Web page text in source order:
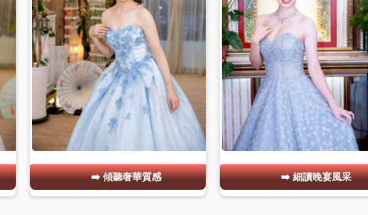
傾聽奢華質感 細讀晚宴風采